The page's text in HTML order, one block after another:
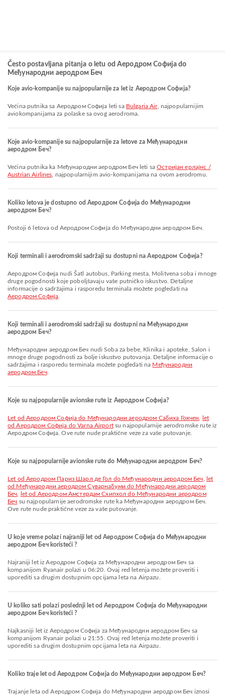
Često postavljana pitanja o letu od Аеродром Софија do
Међународни аеродром Беч
Koje avio-kompanije su najpopularnije za let iz Аеродром Софија?
Većina putnika sa Аеродром Софија leti sa Bulgaria Air, najpopularnijim
aviokompanijama za polaske sa ovog aerodroma.
Koje avio-kompanije su najpopularnije za letove za Међународни
аеродром Беч?
Većina putnika ka Међународни аеродром Беч leti saОстријан ерлајнс /
Austrian Airlines , najpopularnijim avio-kompanijama na ovom aerodromu.
Koliko letova je dostupno od Аеродром Софија do Међународни
аеродром Беч?
Postoji 6 letova od Аеродром Софија do Међународни аеродром Беч.
Koji terminali i aerodromski sadržaji su dostupni na Аеродром Софија?
Аеродром Софија nudi Šatl autobus, Parking mesta, Molitvena soba i mnoge
druge pogodnosti koje poboljšavaju vaše putničko iskustvo. Detaljne
informacije o sadržajima i rasporedu terminala možete pogledati na
Аеродром Софија
Koji terminali i aerodromski sadržaji su dostupni na Међународни
аеродром Беч?
Међународни аеродром Беч nudi Soba za bebe, Klinika i apoteke, Salon i
mnoge druge pogodnosti za bolje iskustvo putovanja. Detaljne informacije o
sadržajima i rasporedu terminala možete pogledati na Међународни
аеродром Беч.
Koje su najpopularnije avionske rute iz Аеродром Софија?
let od Аеродром Софија do Међународни аеродром Сабиха Гокчен
let
od Аеродром Софија do Varna Airportsu najpopularnije aerodromske rute iz
Аеродром Софија. Ove rute nude praktične veze za vaše putovanje.
Koje su najpopularnije avionske rute do Међународни аеродром Беч?
let od Aеродром Париз Шарл де Гол do Међународни аеродром Беч
let
od Међународни аеродром Суварнабуми do Међународни аеродром
Беч
let od Aеродром Амстердам Схипхол do Међународни аеродром
Беч su najpopularnije aerodromske rute ka Међународни аеродром Беч.
Ove rute nude praktične veze za vaše putovanje.
U koje vreme polazi najraniji let od Аеродром Софија do Међународни
аеродром Беч koristeći ?
Najraniji let iz Аеродром Софија za Међународни аеродром Беч sa
kompanijom Ryanair polazi u 06:20. Ovaj red letenja možete proveriti i
uporediti sa drugim dostupnim opcijama leta na Airpazu.
U koliko sati polazi poslednji let od Аеродром Софија do Међународни
аеродром Беч koristeći ?
Najkasniji let iz Аеродром Софија za Међународни аеродром Беч sa
kompanijom Ryanair polazi u 21:55. Ovaj red letenja možete proveriti i
uporediti sa drugim dostupnim opcijama leta na Airpazu.
Koliko traje let od Аеродром Софија do Међународни аеродром Беч?
Trajanje leta od Аеродром Софија do Међународни аеродром Беч iznosi